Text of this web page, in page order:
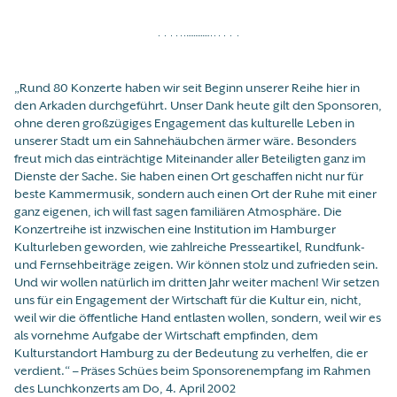
„Rund 80 Konzerte haben wir seit Beginn unserer Reihe hier in
den Arkaden durchgeführt. Unser Dank heute gilt den Sponsoren,
ohne deren großzügiges Engagement das kulturelle Leben in
unserer Stadt um ein Sahnehäubchen ärmer wäre. Besonders
freut mich das einträchtige Miteinander aller Beteiligten ganz im
Dienste der Sache. Sie haben einen Ort geschaffen nicht nur für
beste Kammermusik, sondern auch einen Ort der Ruhe mit einer
ganz eigenen, ich will fast sagen familiären Atmosphäre. Die
Konzertreihe ist inzwischen eine Institution im Hamburger
Kulturleben geworden, wie zahlreiche Presseartikel, Rundfunk-
und Fernsehbeiträge zeigen. Wir können stolz und zufrieden sein.
Und wir wollen natürlich im dritten Jahr weiter machen! Wir setzen
uns für ein Engagement der Wirtschaft für die Kultur ein, nicht,
weil wir die öffentliche Hand entlasten wollen, sondern, weil wir es
als vornehme Aufgabe der Wirtschaft empfinden, dem
Kulturstandort Hamburg zu der Bedeutung zu verhelfen, die er
verdient.“ – Präses Schües beim Sponsorenempfang im Rahmen
des Lunchkonzerts am Do, 4. April 2002